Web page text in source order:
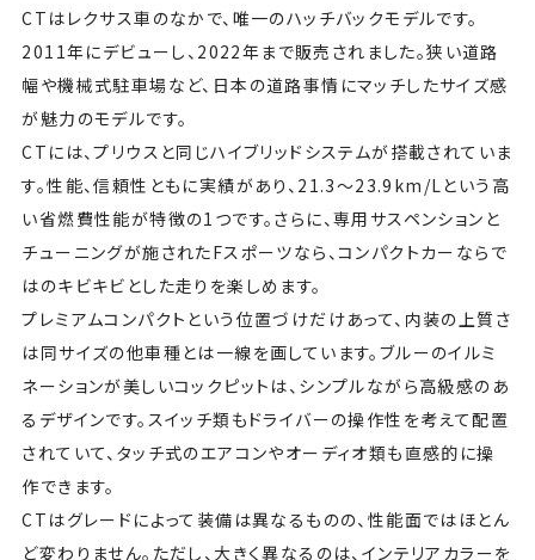
CTはレクサス車のなかで、唯一のハッチバックモデルです。
2011年にデビューし、2022年まで販売されました。狭い道路
幅や機械式駐車場など、日本の道路事情にマッチしたサイズ感
が魅力のモデルです。
CTには、プリウスと同じハイブリッドシステムが搭載されていま
す。性能、信頼性ともに実績があり、21.3〜23.9km/Lという高
い省燃費性能が特徴の1つです。さらに、専用サスペンションと
チューニングが施されたFスポーツなら、コンパクトカーならで
はのキビキビとした走りを楽しめます。
プレミアムコンパクトという位置づけだけあって、内装の上質さ
は同サイズの他車種とは一線を画しています。ブルーのイルミ
ネーションが美しいコックピットは、シンプルながら高級感のあ
るデザインです。スイッチ類もドライバーの操作性を考えて配置
されていて、タッチ式のエアコンやオーディオ類も直感的に操
作できます。
CTはグレードによって装備は異なるものの、性能面ではほとん
ど変わりません。ただし、大きく異なるのは、インテリアカラーを